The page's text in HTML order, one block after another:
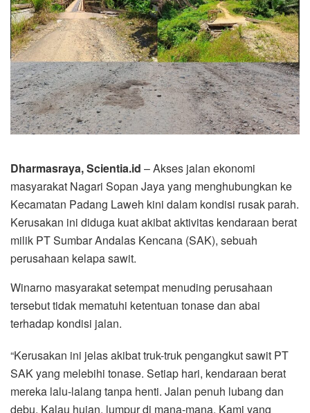
Dharmasraya, Scientia.id – Akses jalan ekonomi
masyarakat Nagari Sopan Jaya yang menghubungkan ke
Kecamatan Padang Laweh kini dalam kondisi rusak parah.
Kerusakan ini diduga kuat akibat aktivitas kendaraan berat
milik PT Sumbar Andalas Kencana (SAK), sebuah
perusahaan kelapa sawit.
Winarno masyarakat setempat menuding perusahaan
tersebut tidak mematuhi ketentuan tonase dan abai
terhadap kondisi jalan.
“Kerusakan ini jelas akibat truk-truk pengangkut sawit PT
SAK yang melebihi tonase. Setiap hari, kendaraan berat
mereka lalu-lalang tanpa henti. Jalan penuh lubang dan
debu. Kalau hujan, lumpur di mana-mana. Kami yang